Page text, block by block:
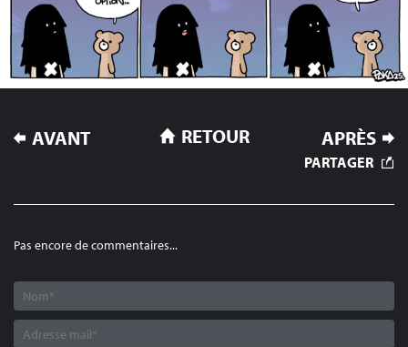
NAVIGATION
DE
AVANT APRÈS
RETOUR
PARTAGER
Pas encore de commentaires...